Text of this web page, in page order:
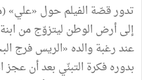
تدور قصّة الفيلم حول «علي»
إلى أرض الوطن ليتزوّج من
عند رغبة والده «الريس فرج
بدوره فكرة التبنّي بعد أن عجز